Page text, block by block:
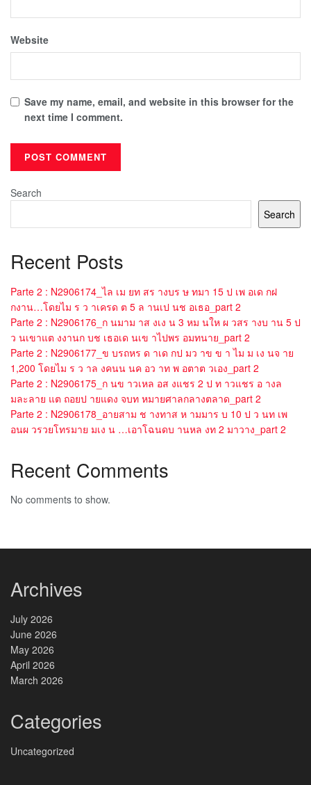
Website
Save my name, email, and website in this browser for the
next time I comment.
Search
Search
Recent Posts
Parte 2 : N2906174_ไล เม ยท สร างบร ษ ทมา 15 ป เพ อเด กฝ
กงาน…โดยไม ร ว าเครด ต 5 ล านเป นช อเธอ_part 2
Parte 2 : N2906176_ก นมาม าส งเง น 3 หม นให ผ วสร างบ าน 5 ป
ว นเขาแต งงานก บช เธอเด นเข าไปพร อมทนาย_part 2
Parte 2 : N2906177_ข บรถหร ด าเด กป มว าข ข า ไม ม เง นจ าย
1,200 โดยไม ร ว าล งคนน นค อว าท พ อตาต วเอง_part 2
Parte 2 : N2906175_ก นข าวเหล อส งแชร 2 ป ท าวแชร อ างล
มละลาย แต ถอยป ายแดง จบท หมายศาลกลางตลาด_part 2
Parte 2 : N2906178_อายสาม ช างทาส ห ามมาร บ 10 ป ว นท เพ
อนผ วรวยโทรมาย มเง น …เอาโฉนดบ านหล งท 2 มาวาง_part 2
Recent Comments
No comments to show.
Archives
July 2026
June 2026
May 2026
April 2026
March 2026
Categories
Uncategorized